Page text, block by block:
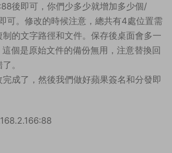
後即可，你們少多少就增加多少個/
可。修改的時候注意，總共有4處位置需
的文字路徑和文件。保存後桌面會多一
個是原始文件的備份無用，注意替換回
。
成了，然後我們做好蘋果簽名和分發即